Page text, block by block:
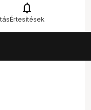
notifications
Értesítések